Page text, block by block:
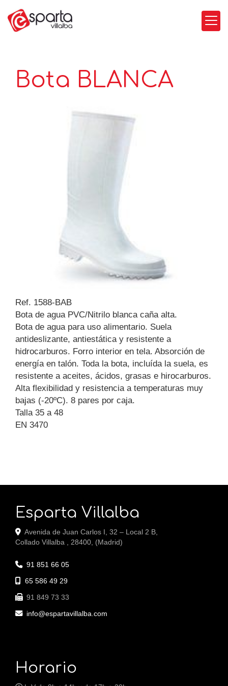
Bota BLANCA
Ref. 1588-BAB
Bota de agua PVC/Nitrilo blanca caña alta.
Bota de agua para uso alimentario. Suela
antideslizante, antiestática y resistente a
hidrocarburos. Forro interior en tela. Absorción de
energía en talón. Toda la bota, incluída la suela, es
resistente a aceites, ácidos, grasas e hirocarburos.
Alta flexibilidad y resistencia a temperaturas muy
bajas (-20ºC). 8 pares por caja.
Talla 35 a 48
EN 3470
Esparta Villalba
Avenida de Juan Carlos I, 32 – Local 2 B,
Collado Villalba
28400 (Madrid)
91 851 66 05
65 586 49 29
91 849 73 33
info
espartavillalba.com
Horario